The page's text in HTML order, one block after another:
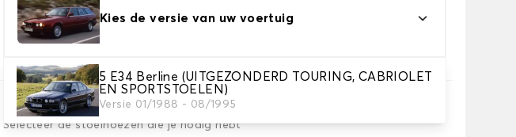
Kies de versie van uw voertuig
5 E34 Berline (UITGEZONDERD TOURING, CABRIOLET
EN SPORTSTOELEN)
Versie 01/1988 - 08/1995
2. Set hoezen
Selecteer de stoelhoezen die je nodig hebt